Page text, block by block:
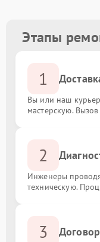
Этапы
1
Вы или наш
мастерскую.
2
Инженеры
техническую.
3 Договор